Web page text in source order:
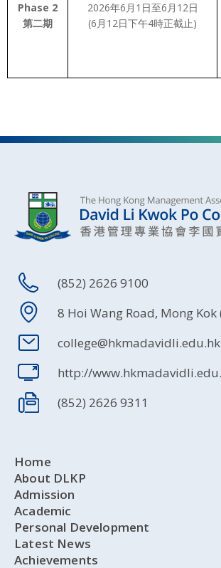
Phase 2
第二期
2026年6月1日至6月12日
(6月12日下午4時正截止)
(852) 2626 9100
8 Hoi Wang Road, Mong Kok
college@hkmadavidli.edu.hk
http://
(852) 2626 9311
Home
About DLKP
Admission
Academic
Personal Development
Latest News
Achievements